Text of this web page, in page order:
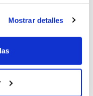
Mostrar detalles
Ortiz fue un
deporte,
al